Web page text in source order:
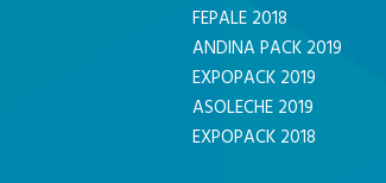
FEPALE 2018
ANDINA PACK 2019
EXPOPACK 2019
ASOLECHE 2019
EXPOPACK 2018